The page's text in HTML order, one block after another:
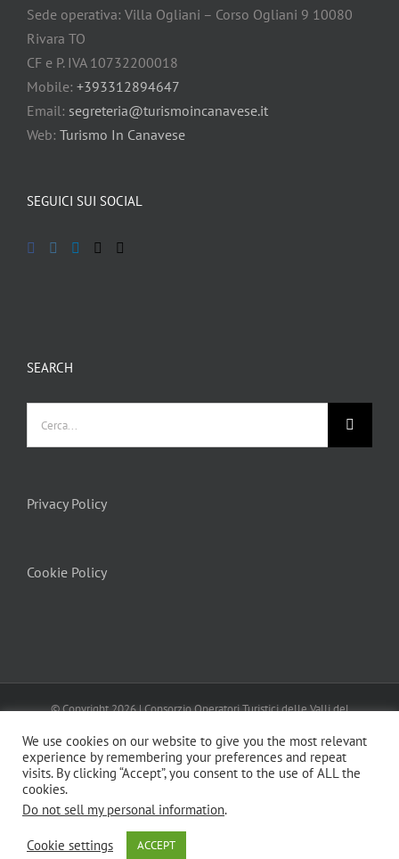
Sede operativa: Villa Ogliani – Corso Ogliani 9 10080
Rivara TO
CF e P. IVA 10732200018
Mobile: +393312894647
Email: segreteria@turismoincanavese.it
Web: Turismo In Canavese
SEGUICI SUI SOCIAL
SEARCH
Privacy Policy
Cookie Policy
© Copyright2026 | Consorzio Operatori Turistici delle Valli del
MENTEFRESCAPrivacy Policy Cookie Policy
We use cookies on our website to give you the most relevant
experience by remembering your preferences and repeat
visits. By clicking “Accept”, you consent to the use of ALL the
cookies.
Do not sell my personal information.
Cookie settings ACCEPT